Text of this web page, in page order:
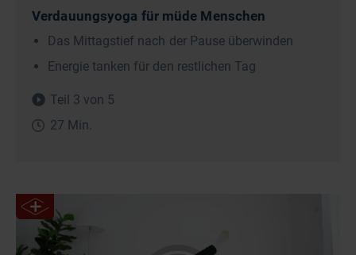
Verdauungsyoga für müde Menschen
Das Mittagstief nach der Pause überwinden
Energie tanken für den restlichen Tag
Teil 3 von 5
27 Min.